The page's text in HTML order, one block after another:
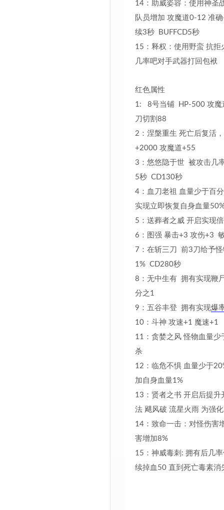
14：助威姿容：使用神圣
队员增加 攻魔道0-12 准
续3秒 BUFFCD5秒
15：释权：使用野蛮 抗拒
几率吧对手武器打回包袱
红色属性
1: 8号当铺 HP-500 攻魔
刀切割88
2：涅槃重生 死亡后复活
+2000 攻魔道+55
3：悠悠隐于世 被攻击几
5秒 CD130秒
4：血刀老祖 血量少于百
实现立即恢复自身血量
5：送葬者之威 开启实现
6：图强 暴击+3 攻伤+3
7：在斩三刀 前3刀给予
1% CD280秒
8：无中生有 拥有实现鞭
分之1
9：五谷丰登 拥有实现爆
10：斗神 攻速+1 魔速+1
11：贪婪之风 怪物血量
杀
12：临危不惧 血量少于
加自身血量1%
13：贤者之书 开启后提升
法 飓风破 流星火雨 为强
14：致命一击：对怪伤害
害增加8%
15：神威毒刺: 拥有后几
续掉血50 直到死亡毒素消